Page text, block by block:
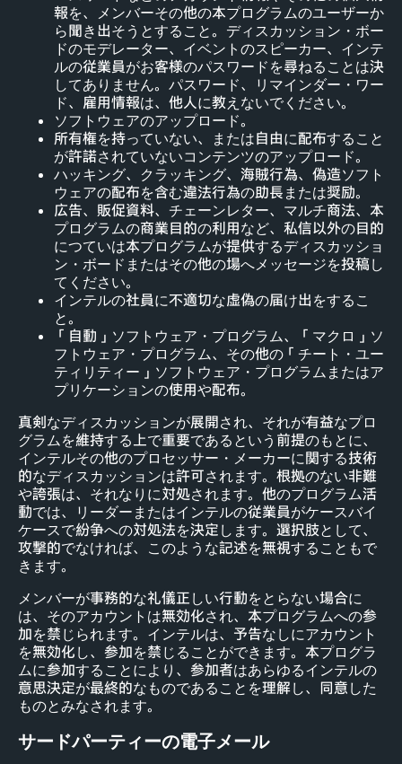
報を、メンバーその他の本プログラムのユーザーか
ら聞き出そうとすること。ディスカッション・ボー
ドのモデレーター、イベントのスピーカー、インテ
ルの従業員がお客様のパスワードを尋ねることは決
してありません。パスワード、リマインダー・ワー
ド、雇用情報は、他人に教えないでください。
ソフトウェアのアップロード。
所有権を持っていない、または自由に配布すること
が許諾されていないコンテンツのアップロード。
ハッキング、クラッキング、海賊行為、偽造ソフト
ウェアの配布を含む違法行為の助長または奨励。
広告、販促資料、チェーンレター、マルチ商法、本
プログラムの商業目的の利用など、私信以外の目的
につていは本プログラムが提供するディスカッショ
ン・ボードまたはその他の場へメッセージを投稿し
てください。
インテルの社員に不適切な虚偽の届け出をするこ
と。
「自動」ソフトウェア・プログラム、「マクロ」ソ
フトウェア・プログラム、その他の「チート・ユー
ティリティー」ソフトウェア・プログラムまたはア
プリケーションの使用や配布。
真剣なディスカッションが展開され、それが有益なプロ
グラムを維持する上で重要であるという前提のもとに、
インテルその他のプロセッサー・メーカーに関する技術
的なディスカッションは許可されます。根拠のない非難
や誇張は、それなりに対処されます。他のプログラム活
動では、リーダーまたはインテルの従業員がケースバイ
ケースで紛争への対処法を決定します。選択肢として、
攻撃的でなければ、このような記述を無視することもで
きます。
メンバーが事務的な礼儀正しい行動をとらない場合に
は、そのアカウントは無効化され、本プログラムへの参
加を禁じられます。インテルは、予告なしにアカウント
を無効化し、参加を禁じることができます。本プログラ
ムに参加することにより、参加者はあらゆるインテルの
意思決定が最終的なものであることを理解し、同意した
ものとみなされます。
サードパーティーの電子メール